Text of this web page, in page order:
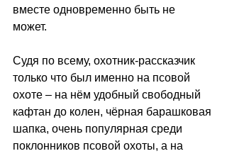
вместе одновременно быть не
может.
Судя по всему, охотник-рассказчик
только что был именно на псовой
охоте – на нём удобный свободный
кафтан до колен, чёрная барашковая
шапка, очень популярная среди
поклонников псовой охоты, а на